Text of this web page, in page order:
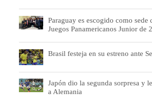
Paraguay es escogido como sede
Juegos Panamericanos Junior de
Brasil festeja en su estreno ante
Japón dio la segunda sorpresa y
a Alemania